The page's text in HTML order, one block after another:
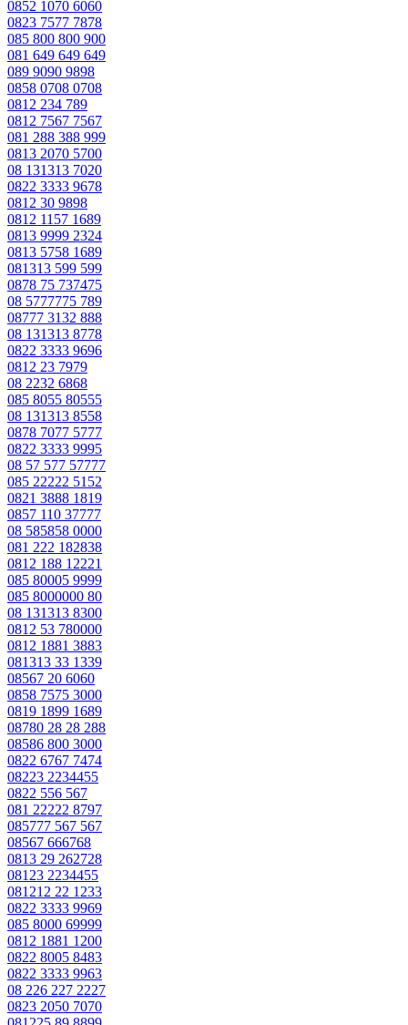
0852 1070 6060
0823 7577 7878
085 800 800 900
081 649 649 649
089 9090 9898
0858 0708 0708
0812 234 789
0812 7567 7567
081 288 388 999
0813 2070 5700
08 131313 7020
0822 3333 9678
0812 30 9898
0812 1157 1689
0813 9999 2324
0813 5758 1689
081313 599 599
0878 75 737475
08 5777775 789
08777 3132 888
08 131313 8778
0822 3333 9696
0812 23 7979
08 2232 6868
085 8055 80555
08 131313 8558
0878 7077 5777
0822 3333 9995
08 57 577 57777
085 22222 5152
0821 3888 1819
0857 110 37777
08 585858 0000
081 222 182838
0812 188 12221
085 80005 9999
085 8000000 80
08 131313 8300
0812 53 780000
0812 1881 3883
081313 33 1339
08567 20 6060
0858 7575 3000
0819 1899 1689
08780 28 28 288
08586 800 3000
0822 6767 7474
08223 2234455
0822 556 567
081 22222 8797
085777 567 567
08567 666768
0813 29 262728
08123 2234455
081212 22 1233
0822 3333 9969
085 8000 69999
0812 1881 1200
0822 8005 8483
0822 3333 9963
08 226 227 2227
0823 2050 7070